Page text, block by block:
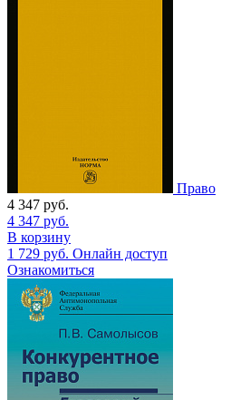
Право
4 347 руб.
4 347 руб.
В корзину
1 729 руб. Онлайн доступ
Ознакомиться